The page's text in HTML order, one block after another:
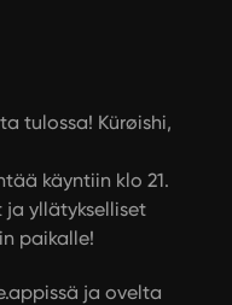
tulossa! Kürøishi,
käyntiin klo 21.
yllätykselliset
paikalle!
ja ovelta